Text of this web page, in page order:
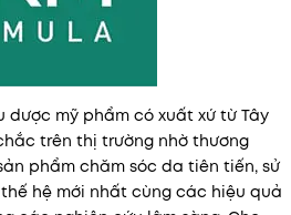
dược mỹ phẩm có xuất xứ từ Tây
trên thị trường nhờ thương
phẩm chăm sóc da tiên tiến, sử
hệ mới nhất cùng các hiệu quả